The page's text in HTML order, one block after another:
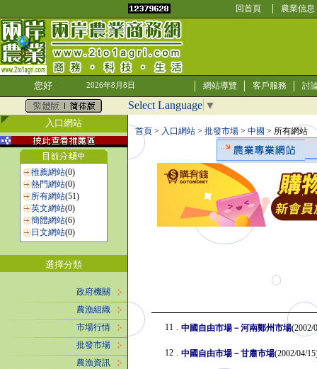
回首頁 農業信息
您好 2026年8月8日 網站導覽 客戶服務 討
Select Language ▼
入口網站
推薦網站(0)
熱門網站(0)
所有網站(51)
英文網站(0)
簡體網站(6)
日文網站(0)
選擇分類
政府機關
農漁組織
市場行情
批發市場
農漁資訊
首頁 > 入口網站 > 批發市場 > 中國 > 所有網站
11 . 中國自由市場－河南鄭州市場
12 . 中國自由市場－甘肅市場(2002/04/